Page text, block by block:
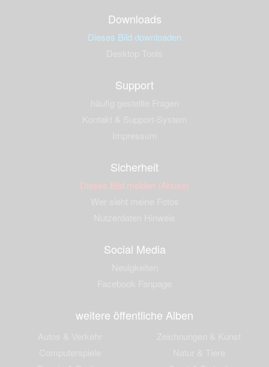
Downloads
Dieses Bild downloaden
Support
Sicherheit
Dieses Bild melden (Abuse)
Social Media
weitere öffentliche Alben